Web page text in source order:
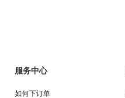
服务中心
如何下订单